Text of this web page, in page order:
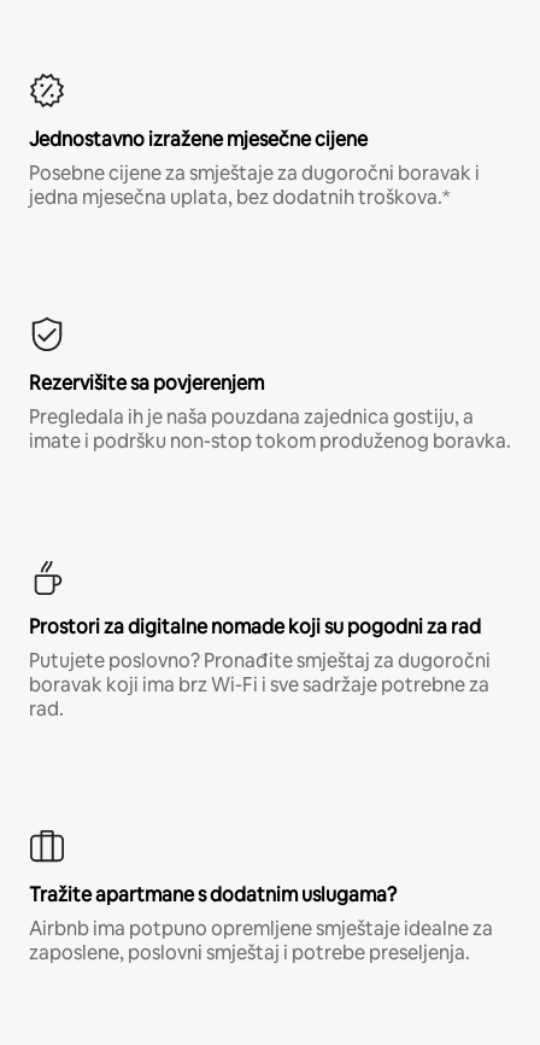
Jednostavno izražene mjesečne cijene
Posebne cijene za smještaje za dugoročni boravak i
jedna mjesečna uplata, bez dodatnih troškova.*
Rezervišite sa povjerenjem
Pregledala ih je naša pouzdana zajednica gostiju, a
imate i podršku non-stop tokom produženog boravka.
Prostori za digitalne nomade koji su pogodni za rad
Putujete poslovno? Pronađite smještaj za dugoročni
boravak koji ima brz Wi-Fi i sve sadržaje potrebne za
rad.
Tražite apartmane s dodatnim uslugama?
Airbnb ima potpuno opremljene smještaje idealne za
zaposlene, poslovni smještaj i potrebe preseljenja.